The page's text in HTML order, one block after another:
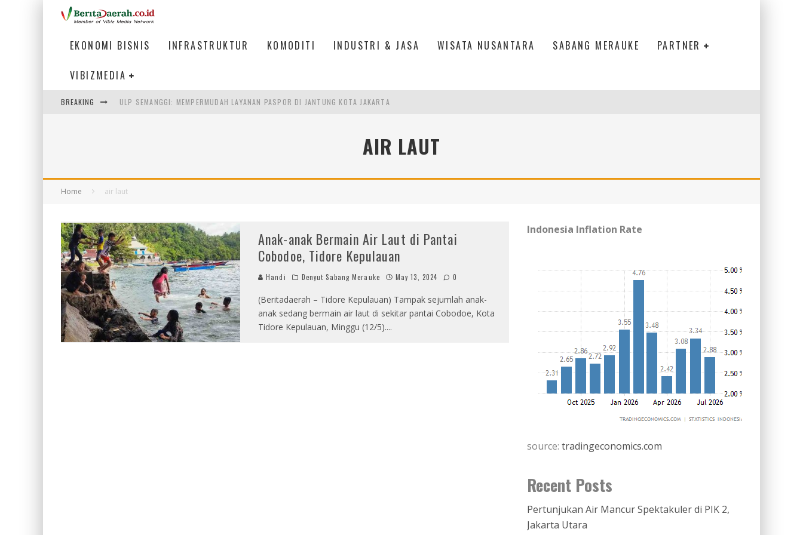
EKONOMI BISNIS INFRASTRUKTUR KOMODITI INDUSTRI & JASA WISATA NUSANTARA SABANG MERAUKE PARTNER
VIBIZMEDIA
BREAKING ULP SEMANGGI: MEMPERMUDAH LAYANAN PASPOR DI JANTUNG KOTA JAKARTA
AIR LAUT
Home air laut
Anak-anak Bermain Air Laut di Pantai
Cobodoe, Tidore Kepulauan
Handi Denyut Sabang Merauke May 13, 2024 0
(Beritadaerah – Tidore Kepulauan) Tampak sejumlah anak-
anak sedang bermain air laut di sekitar pantai Cobodoe, Kota
Tidore Kepulauan, Minggu (12/5)....
Indonesia Inflation Rate
source: tradingeconomics.com
Recent Posts
Pertunjukan Air Mancur Spektakuler di PIK 2,
Jakarta Utara